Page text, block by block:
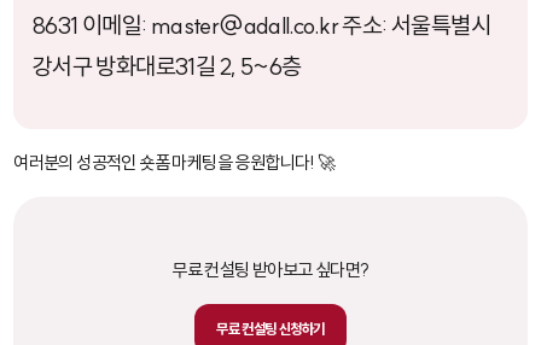
8631 이메일: master@adall.co.kr 주소: 서울특별시
강서구 방화대로31길 2, 5~6층
여러분의 성공적인 숏폼 마케팅을 응원합니다! 🚀
무료 컨설팅 받아보고 싶다면?
무료 컨설팅 신청하기